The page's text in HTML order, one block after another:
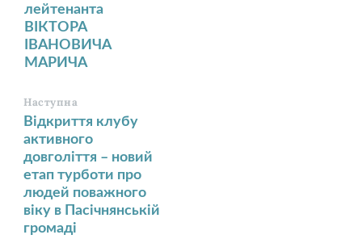
лейтенанта
ВІКТОРА
ІВАНОВИЧА
МАРИЧА
Наступна
Відкриття клубу
активного
довголіття – новий
етап турботи про
людей поважного
віку в Пасічнянській
громаді